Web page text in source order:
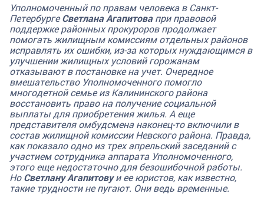
Уполномоченный по правам человека в Санкт-
ПетербургеСветлана Агапитовапри правовой
поддержке районных прокуроров продолжает
помогать жилищным комиссиям отдельных районов
исправлять их ошибки, из-за которых нуждающимся в
улучшении жилищных условий горожанам
отказывают в постановке на учет. Очередное
вмешательство Уполномоченного помогло
многодетной семье из Калининского района
восстановить право на получение социальной
выплаты для приобретения жилья. А еще
представителя омбудсмена наконец-то включили в
состав жилищной комиссии Невского района. Правда,
как показало одно из трех апрельский заседаний с
участием сотрудника аппарата Уполномоченного,
этого еще недостаточно для безошибочной работы.
НоСветлану Агапитовуи ее юристов, как известно,
такие трудности не пугают. Они ведь временные.